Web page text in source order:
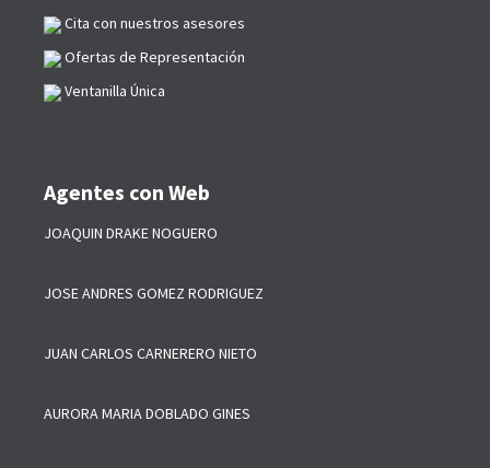
Cita con nuestros asesores
Ofertas de Representación
Ventanilla Única
Agentes con Web
JOAQUIN DRAKE NOGUERO
JOSE ANDRES GOMEZ RODRIGUEZ
JUAN CARLOS CARNERERO NIETO
AURORA MARIA DOBLADO GINES